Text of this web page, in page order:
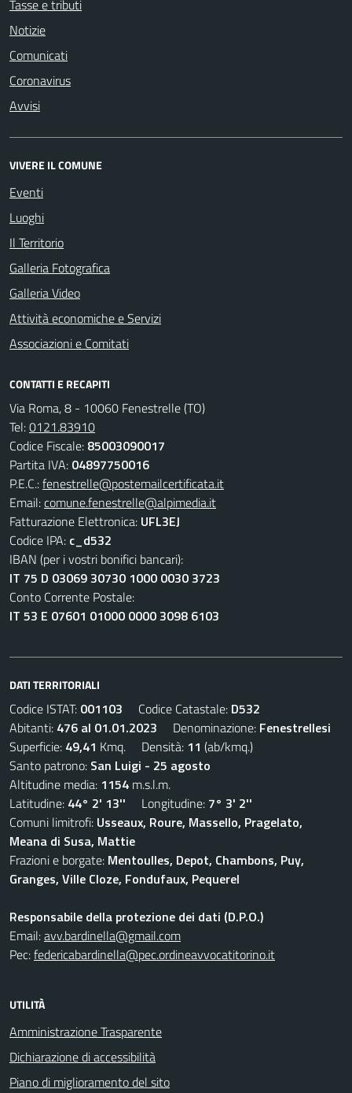
Tasse e tributi
Notizie
Comunicati
Coronavirus
Avvisi
VIVERE IL COMUNE
Eventi
Luoghi
Il Territorio
Galleria Fotografica
Galleria Video
Attività economiche e Servizi
Associazioni e Comitati
CONTATTI E RECAPITI
Via Roma, 8 - 10060 Fenestrelle (TO)
Tel:0121.83910
Codice Fiscale: 85003090017
Partita IVA: 04897750016
P.E.C.:fenestrelle@postemailcertificata.it
Email:comune.fenestrelle@alpimedia.it
Fatturazione Elettronica: UFL3EJ
Codice IPA: c_d532
IBAN (per i vostri bonifici bancari):
IT 75 D 03069 30730 1000 0030 3723
Conto Corrente Postale:
IT 53 E 07601 01000 0000 3098 6103
DATI TERRITORIALI
Codice ISTAT: 001103 Codice Catastale: D532
Abitanti: 476 al 01.01.2023 Denominazione: Fenestrellesi
Superficie: 49,41 Kmq. Densità: 11 (ab/kmq.)
Santo patrono: San Luigi - 25 agosto
Altitudine media: 1154 m.s.l.m.
Latitudine: 44° 2' 13'' Longitudine: 7° 3' 2''
Comuni limitrofi: Usseaux, Roure, Massello, Pragelato,
Meana di Susa, Mattie
Frazioni e borgate: Mentoulles, Depot, Chambons, Puy,
Granges, Ville Cloze, Fondufaux, Pequerel
Responsabile della protezione dei dati (D.P.O.)
Email:avv.bardinella@gmail.com
Pec:federicabardinella@pec.ordineavvocatitorino.it
UTILITÀ
Amministrazione Trasparente
Dichiarazione di accessibilità
Piano di miglioramento del sito